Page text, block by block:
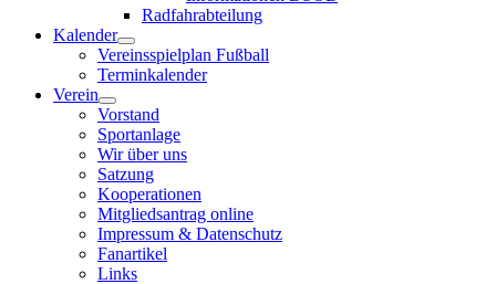
Radfahrabteilung
Kalender
Vereinsspielplan Fußball
Terminkalender
Verein
Vorstand
Sportanlage
Wir über uns
Satzung
Kooperationen
Mitgliedsantrag online
Impressum & Datenschutz
Fanartikel
Links